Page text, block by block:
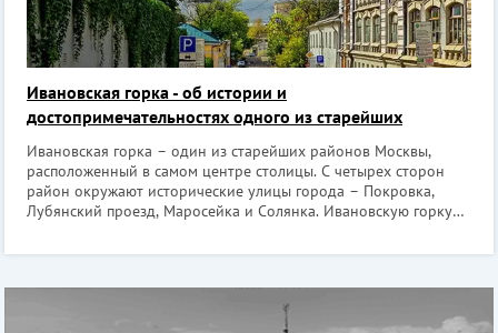
Ивановская горка - об истории и
достопримечательностях одного из старейших
районов Москвы
Ивановская горка – один из старейших районов Москвы,
расположенный в самом центре столицы. С четырех сторон
район окружают исторические улицы города – Покровка,
Лубянский проезд, Маросейка и Солянка. Ивановскую горку
квинтэссенцией московской архитектуры